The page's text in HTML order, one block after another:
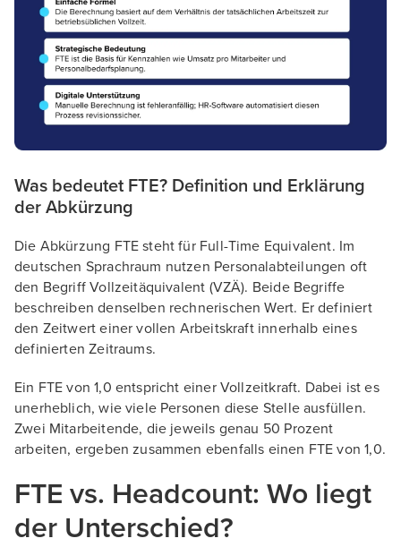
Was bedeutet FTE? Definition und Erklärung
der Abkürzung
Die Abkürzung FTE steht für Full-Time Equivalent. Im
deutschen Sprachraum nutzen Personalabteilungen oft
den Begriff Vollzeitäquivalent (VZÄ). Beide Begriffe
beschreiben denselben rechnerischen Wert. Er definiert
den Zeitwert einer vollen Arbeitskraft innerhalb eines
definierten Zeitraums.
Ein FTE von 1,0 entspricht einer Vollzeitkraft. Dabei ist es
unerheblich, wie viele Personen diese Stelle ausfüllen.
Zwei Mitarbeitende, die jeweils genau 50 Prozent
arbeiten, ergeben zusammen ebenfalls einen FTE von 1,0.
FTE vs. Headcount: Wo liegt
der Unterschied?